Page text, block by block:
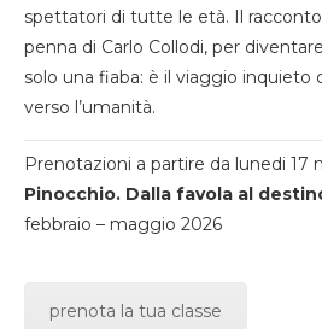
spettatori di tutte le età. Il racconto
penna di Carlo Collodi, per
solo una fiaba: è il viaggio inquieto
verso l’umanità.
Prenotazioni a partire da lunedi 17
Pinocchio. Dalla favola al
febbraio – maggio 2026
prenota la tua classe